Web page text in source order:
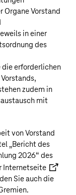
Organe Vorstand
in einer
des
die erforderlichen
zudem in
mit
von Vorstand
„Bericht des
2026“ des
Internetseite
Sie auch die